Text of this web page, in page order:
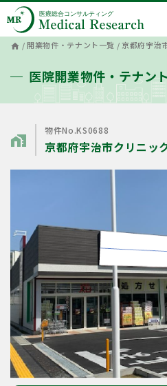
home /開業物件・テナント一覧 /京都府宇治
医院開業物件・テナン
home_work
物件No.KS0688
京都府宇治市クリニッ